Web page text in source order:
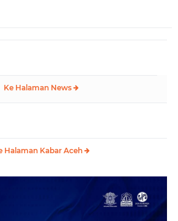
Ke Halaman News
Halaman Kabar Aceh